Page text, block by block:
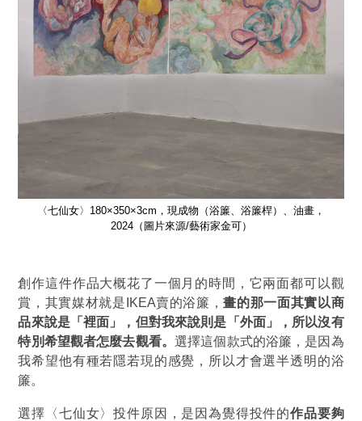
〈七仙女〉180×350×3cm，現成物（浴簾、浴簾桿）、油畫，
2024（圖片來源/藝術家金可）
創作這件作品大概花了一個月的時間，它兩面都可以觀
賞，其實媒材就是IKEA賣的浴簾，畫的那一面其實以商
品來說是「裡面」，但對我來說則是「外面」，所以沒有
特別希望觀者怎麼去觀看。 選擇這個款式的浴簾，是因為
我希望他有種若隱若現的感覺，所以才會選半透明的浴
簾。
選擇〈七仙女〉投件原因，是因為覺得投件的作品要夠